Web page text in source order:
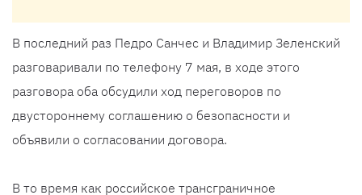
В последний раз Педро Санчес и Владимир Зеленский
разговаривали по телефону 7 мая, в ходе этого
разговора оба обсудили ход переговоров по
двустороннему соглашению о безопасности и
объявили о согласовании договора.
В то время как российское трансграничное